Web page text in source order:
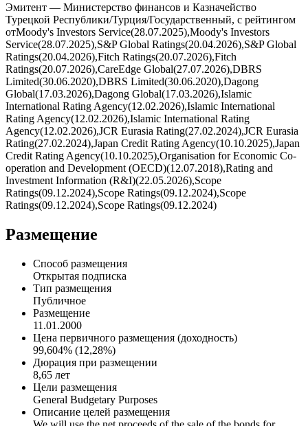
Эмитент — Министерство финансов и Казначейство
Турецкой Республики/Турция/Государственный, с рейтингом
отMoody's Investors Service(28.07.2025),Moody's Investors
Service(28.07.2025),S&P Global Ratings(20.04.2026),S&P Global
Ratings(20.04.2026),Fitch Ratings(20.07.2026),Fitch
Ratings(20.07.2026),CareEdge Global(27.07.2026),DBRS
Limited(30.06.2020),DBRS Limited(30.06.2020),Dagong
Global(17.03.2026),Dagong Global(17.03.2026),Islamic
International Rating Agency(12.02.2026),Islamic International
Rating Agency(12.02.2026),Islamic International Rating
Agency(12.02.2026),JCR Eurasia Rating(27.02.2024),JCR Eurasia
Rating(27.02.2024),Japan Credit Rating Agency(10.10.2025),Japan
Credit Rating Agency(10.10.2025),Organisation for Economic Co-
operation and Development (OECD)(12.07.2018),Rating and
Investment Information (R&I)(22.05.2026),Scope
Ratings(09.12.2024),Scope Ratings(09.12.2024),Scope
Ratings(09.12.2024),Scope Ratings(09.12.2024)
Размещение
Способ размещения
Открытая подписка
Тип размещения
Публичное
Размещение
11.01.2000
Цена первичного размещения (доходность)
99,604% (12,28%)
Дюрация при размещении
8,65 лет
Цели размещения
General Budgetary Purposes
Описание целей размещения